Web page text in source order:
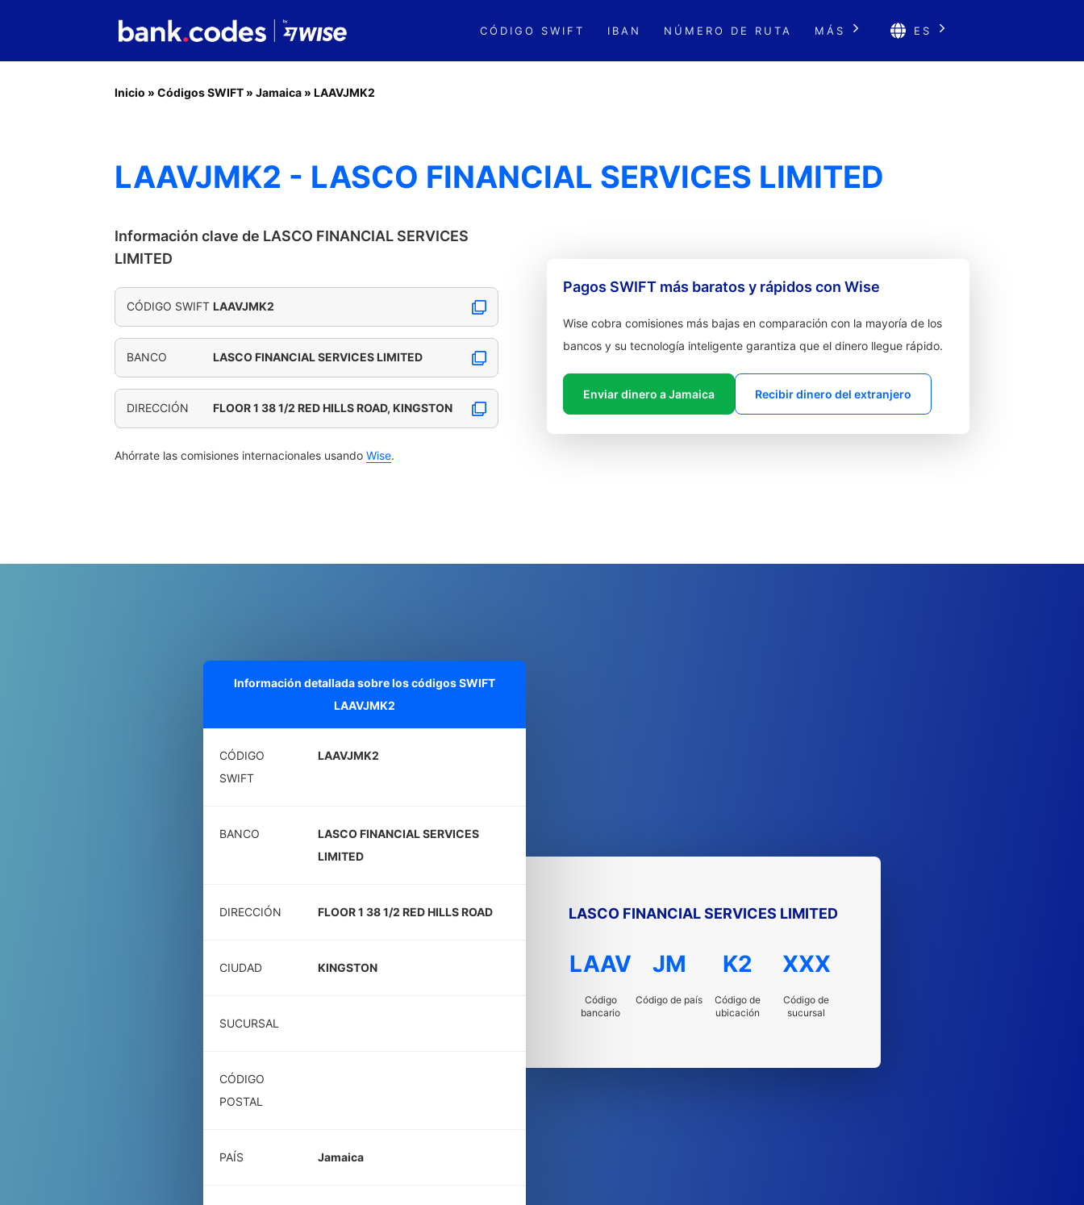
CÓDIGO SWIFT IBAN NÚMERO DE RUTA MÁS ES
Inicio » Códigos SWIFT » Jamaica » LAAVJMK2
LAAVJMK2 - LASCO FINANCIAL SERVICES LIMITED
Información clave de LASCO FINANCIAL SERVICES
LIMITED
CÓDIGO SWIFT LAAVJMK2
BANCO LASCO FINANCIAL SERVICES LIMITED
DIRECCIÓN FLOOR 1 38 1/2 RED HILLS ROAD, KINGSTON
Ahórrate las comisiones internacionales usando Wise.
Pagos SWIFT más baratos y rápidos con Wise
Wise cobra comisiones más bajas en comparación con la mayoría de los
bancos y su tecnología inteligente garantiza que el dinero llegue rápido.
Enviar dinero a Jamaica Recibir dinero del extranjero
Información detallada sobre los códigos SWIFT
LAAVJMK2
CÓDIGO
SWIFT
LAAVJMK2
BANCO
LASCO FINANCIAL SERVICES
LIMITED
DIRECCIÓN FLOOR 1 38 1/2 RED HILLS ROAD
CIUDAD KINGSTON
SUCURSAL
CÓDIGO
POSTAL
PAÍS Jamaica
LASCO FINANCIAL SERVICES LIMITED
LAAV
Código
bancario
JM
Código de país
K2
Código de
ubicación
XXX
Código de
sucursal